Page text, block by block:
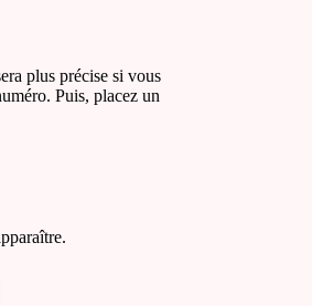
plus précise si vous
Puis, placez un